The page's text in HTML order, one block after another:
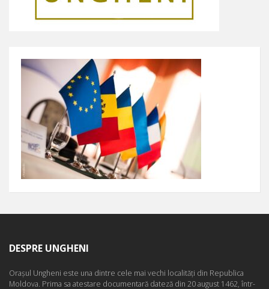
DESPRE UNGHENI
Oraşul Ungheni este una dintre cele mai vechi localităţi din Republica
Moldova. Prima sa atestare documentară dateză din 20 august 1462, într-